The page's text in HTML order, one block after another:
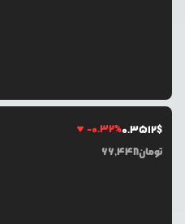
-0.32%0.3512$
66,448تومان